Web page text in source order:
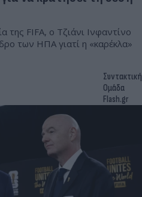
της FIFA, ο Τζιάνι Ινφαντίνο
των ΗΠΑ γιατί η «καρέκλα»
Συντακτική
Ομάδα
Flash.gr